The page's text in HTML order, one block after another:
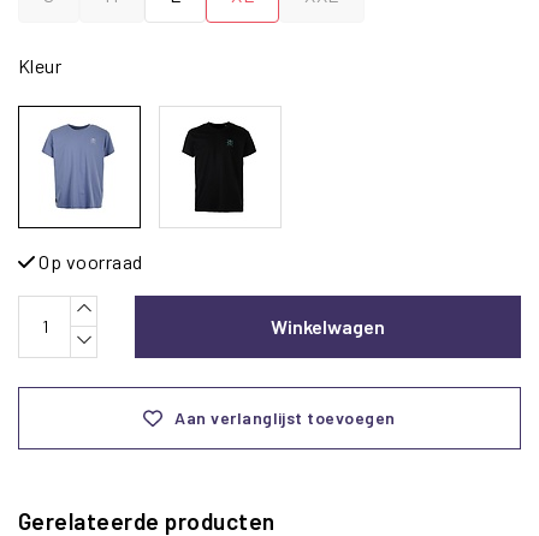
Kleur
Op voorraad
Winkelwagen
Aan verlanglijst toevoegen
Gerelateerde producten